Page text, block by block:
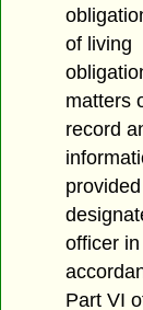
of living
matters
record
officer in
Part VI